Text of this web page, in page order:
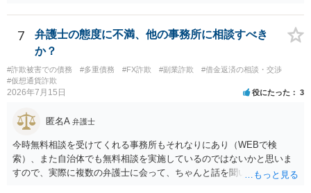
等」という。）に委託し、又はその処理のため必要な裁判所における
民事事件に関する手続をとり、弁護士等又は裁判所から書面によりそ
の旨の通知があつた場合において、正当な理由がないのに、債務者等
に対し、電話をかけ、電報を送達し、若しくはファクシミリ装置を用
いて送信し、又は訪問する方法により、当該債務を弁済することを要
求し、これに対し債務者等から直接要求しないよう求められたにもか
と。）に違反しています。監督官庁に行政処分を求める、裁判所に仮
処分申請、不退去罪が成立すれば警察に通報などの対応が考えられま
す。ご参考にしてください。
7
弁護士の態度に不満、他の事務所に相談すべき
か？
#詐欺被害での債務 #多重債務 #FX詐欺 #副業詐欺
#借金返済の相談・交渉
#仮想通貨詐欺
2026年7月15日 役にたった 3
匿名A 弁護士
今時無料相談を受けてくれる事務所もそれなりにあり（WEBで検
索）、また自治体でも無料相談を実施しているのではないかと思いま
すので、実際に複数の弁護士に会って、ちゃんと話を聞いてくれる